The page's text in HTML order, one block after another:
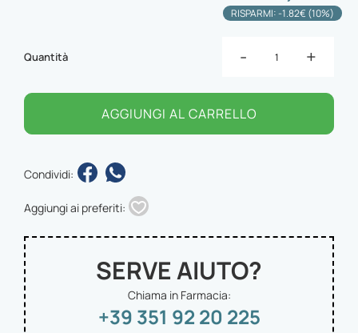
RISPARMI: -1.82€ (10%)
Quantità - +
AGGIUNGI AL CARRELLO
Condividi:
Aggiungi ai preferiti:
SERVE AIUTO?
Chiama in Farmacia:
+39 351 92 20 225